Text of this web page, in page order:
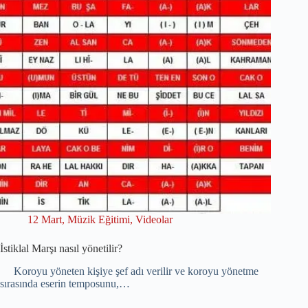
12 Mart, Müzik Eğitimi, Videolar
İstiklal Marşı nasıl yönetilir?
Koroyu yöneten kişiye şef adı verilir ve koroyu yönetme
sırasında eserin temposunu,…